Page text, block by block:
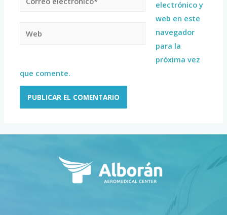
electrónico y
web en este
navegador
para la
próxima vez
que comente.